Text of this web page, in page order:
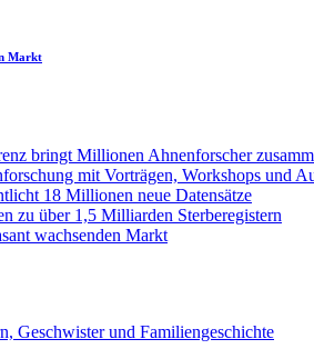
Markt
bringt Millionen Ahnenforscher
mit Vorträgen, Workshops und
18 Millionen neue Datensätze
zu über 1,5 Milliarden Sterberegistern
wachsenden Markt
Geschwister und Familiengeschichte